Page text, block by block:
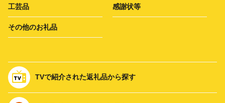
工芸品 感謝状等
その他のお礼品
TVで紹介された返礼品から探す